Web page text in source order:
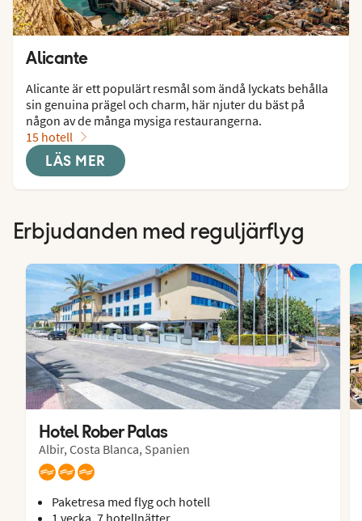
Alicante
Alicante är ett populärt resmål som ändå lyckats behålla
sin genuina prägel och charm, här njuter du bäst på
någon av de många mysiga restaurangerna.
15 hotell
LÄS MER
Erbjudanden med reguljärflyg
Hotel Rober Palas
Albir, Costa Blanca, Spanien
Paketresa med flyg och hotell
1 vecka, 7 hotellnätter